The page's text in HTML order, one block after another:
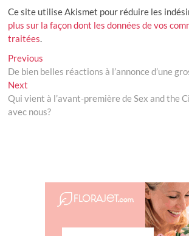
Ce site utilise Akismet pour réduire les
plus sur la façon dont les données de vos
traitées.
Navigation
de
l’article
Previous
post:
De bien belles réactions à l’annonce d’une
Next
post:
Qui vient à l’avant-première de Sex and the
avec nous?